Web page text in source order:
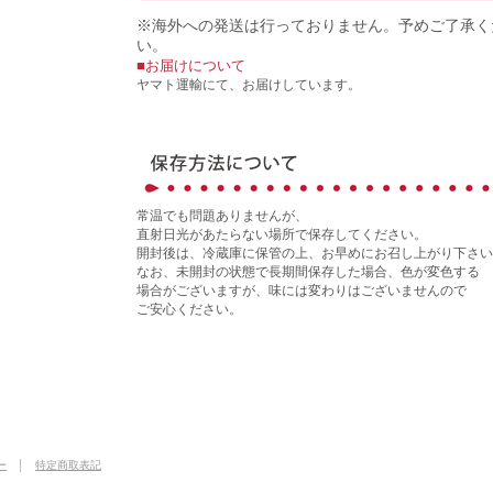
※海外への発送は行っておりません。予めご了承
い。
■お届けについて
ヤマト運輸にて、お届けしています。
常温でも問題ありませんが、
直射日光があたらない場所で保存してください。
開封後は、冷蔵庫に保管の上、お早めにお召し上がり下さ
なお、未開封の状態で長期間保存した場合、色が変色する
場合がございますが、味には変わりはございませんので
ご安心ください。
特定商取表記